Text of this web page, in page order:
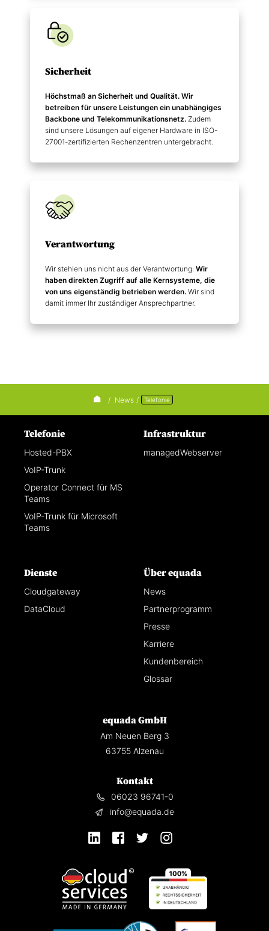
Sicherheit
Höchstmaß an Sicherheit und Qualität. Wir
betreiben für unsere Leistungen ein unabhängiges
Backbone und Telekommunikations­netz. Zudem
sind unsere Lösungen auf eigener Hardware in ISO-
27001-zertifizierten Rechenzentren untergebracht.
Verantwortung
Wir stehlen uns nicht aus der Verantwortung: Wir
haben direkten Zugriff auf alle Kernsysteme, die
von uns eigenständig betrieben werden. Wir sind
damit immer Ihr zuständiger Ansprechpartner.
/ News / Telefonie
Telefonie
Hosted-PBX
VoIP-Trunk
Operator Connect für MS
Teams
VoIP-Trunk für Microsoft
Teams
Infrastruktur
managedWebserver
Dienste
Cloudgateway
DataCloud
Über equada
News
Partnerprogramm
Presse
Karriere
Kundenbereich
Glossar
equada GmbH
Am Neuen Berg 3
63755 Alzenau
Kontakt
06023 96741-0
info@equada.de